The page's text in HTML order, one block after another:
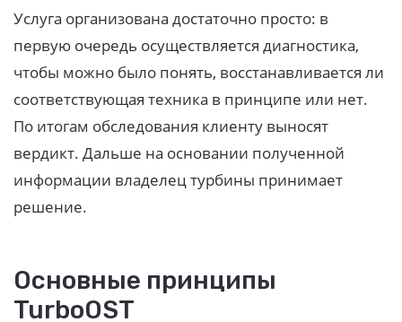
Услуга организована достаточно просто: в
первую очередь осуществляется диагностика,
чтобы можно было понять, восстанавливается ли
соответствующая техника в принципе или нет.
По итогам обследования клиенту выносят
вердикт. Дальше на основании полученной
информации владелец турбины принимает
решение.
Основные принципы
TurboOST